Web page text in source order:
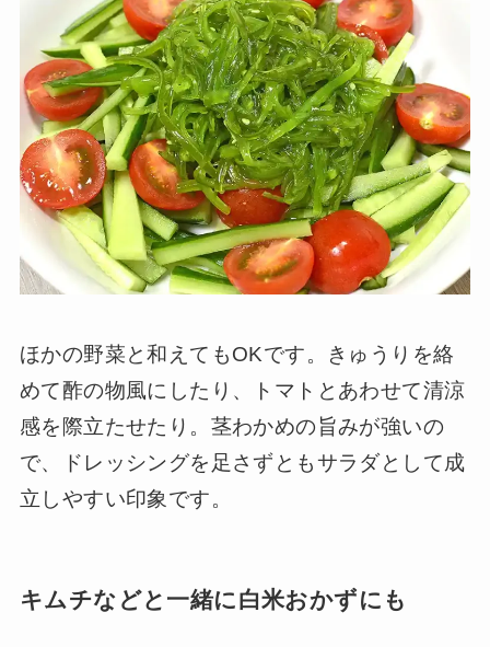
ほかの野菜と和えてもOKです。きゅうりを絡
めて酢の物風にしたり、トマトとあわせて清涼
感を際立たせたり。茎わかめの旨みが強いの
で、ドレッシングを足さずともサラダとして成
立しやすい印象です。
キムチなどと一緒に白米おかずにも